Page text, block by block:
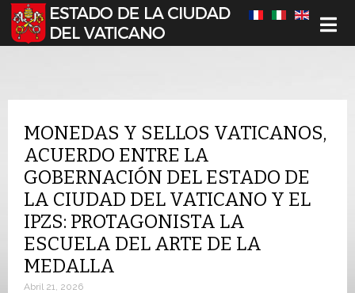
Seleccione su idioma
MONEDAS Y SELLOS VATICANOS,
ACUERDO ENTRE LA
GOBERNACIÓN DEL ESTADO DE
LA CIUDAD DEL VATICANO Y EL
IPZS: PROTAGONISTA LA
ESCUELA DEL ARTE DE LA
MEDALLA
Abril 21, 2026